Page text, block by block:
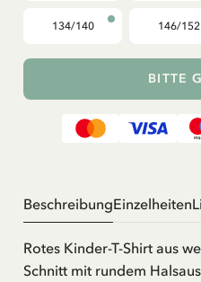
134/140 146/152
BITTE
BeschreibungEinzelheiten
Rotes Kinder-T-Shirt aus
Schnitt mit rundem